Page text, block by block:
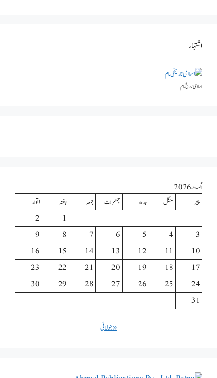
اشتہار
اسلامی تاریخٰ نام
اگست 2026
پیر
منگل بدھ جمعرات جمعہ ہفتہ
اتوار
1
2
3
4
5
6
7
8
9
10
11
12
13
14
15
16
17
18
19
20
21
22
23
24
25
26
27
28
29
30
31
« جولائی